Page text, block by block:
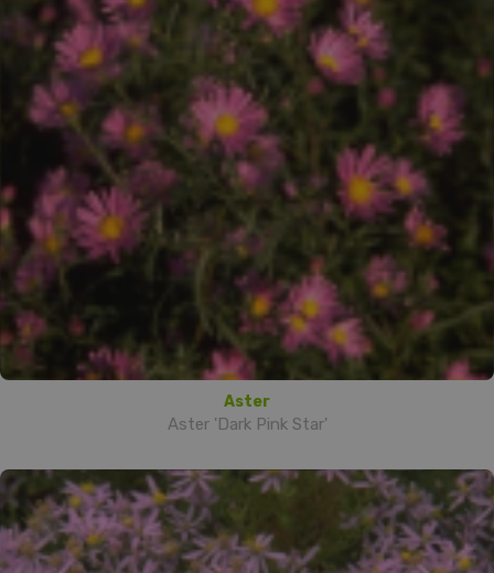
Aster
Aster 'Dark Pink Star'